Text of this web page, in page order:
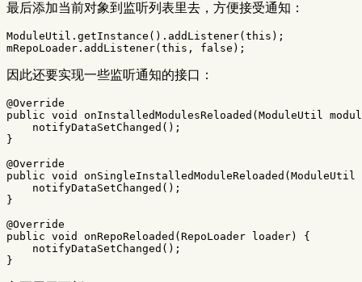
最后添加当前对象到监听列表里去，方便接受通知：
ModuleUtil . getInstance (). addListener( this );
mRepoLoader . addListener( this , false );
因此还要实现一些监听通知的接口：
@Override
public void onInstalledModulesReloaded ( ModuleUtil
notifyDataSetChanged ();
}
@Override
public void onSingleInstalledModuleReloaded ( ModuleUtil
notifyDataSetChanged ();
}
@Override
public void onRepoReloaded ( RepoLoader loader)
{
notifyDataSetChanged ();
}